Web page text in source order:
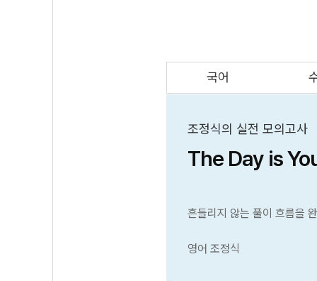
국어
조정식의 실전 모의고사
The Day is
흔들리지 않는 풀이 흐름을
영어 조정식